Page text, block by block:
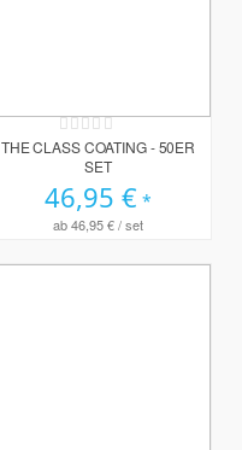
Rating:
0%
THE CLASS COATING - 50ER
SET
46,95 €
ab46,95 €/ set